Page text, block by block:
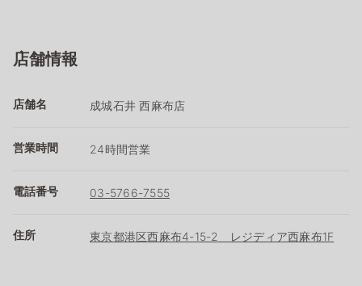
店舗情報
店舗名 成城石井 西麻布店
営業時間 24時間営業
電話番号 03-5766-7555
住所 東京都港区西麻布4-15-2 レジディア西麻布1F